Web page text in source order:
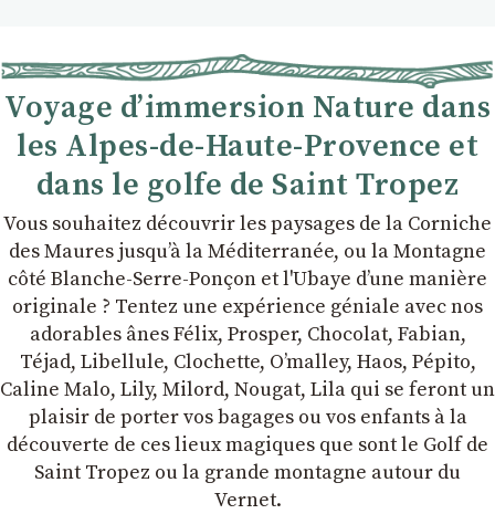
Voyage d’immersion Nature dans
les Alpes-de-Haute-Provence et
dans le golfe de Saint Tropez
Vous souhaitez découvrir les paysages de la Corniche
des Maures jusqu’à la Méditerranée, ou la Montagne
côté Blanche-Serre-Ponçon et l'Ubaye dʼune manière
originale ? Tentez une expérience géniale avec nos
adorables ânes Félix, Prosper, Chocolat, Fabian,
Téjad, Libellule, Clochette, Oʼmalley, Haos, Pépito,
Caline Malo, Lily, Milord, Nougat, Lila qui se feront un
plaisir de porter vos bagages ou vos enfants à la
découverte de ces lieux magiques que sont le Golf de
Saint Tropez ou la grande montagne autour du
Vernet.